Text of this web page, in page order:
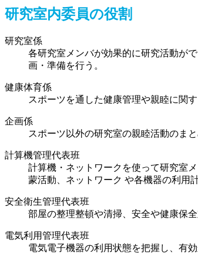
研究室内委員の役割
研究室係
各研究室メンバが効果的に研究活動が
画・準備を行う。
健康体育係
スポーツを通した健康管理や親睦に関
企画係
スポーツ以外の研究室の親睦活動のま
計算機管理代表班
計算機・ネットワークを使って研究室
蒙活動、ネットワーク や各機器の利用
安全衛生管理代表班
部屋の整理整頓や清掃、安全や健康保
電気利用管理代表班
電気電子機器の利用状態を把握し、有